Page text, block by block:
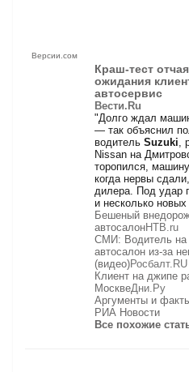
Версии.сом
Краш-тест
ожидания
автосервис
Вести.Ru
"Долго ждал
— так объяснил
водительSuzuki
Nissan на
торопился,
когда нервы
дилера. Под удар
и несколько новых
Бешеный
автосалонНТВ.ru
СМИ: Водитель на
автосалон из-за
(видео)Росбалт.RU
Клиент на джипе
МосквеДни.Ру
Аргументы и
РИА Новости
Все похожие